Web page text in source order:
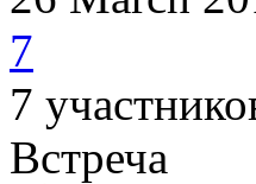
7
7
Встреча